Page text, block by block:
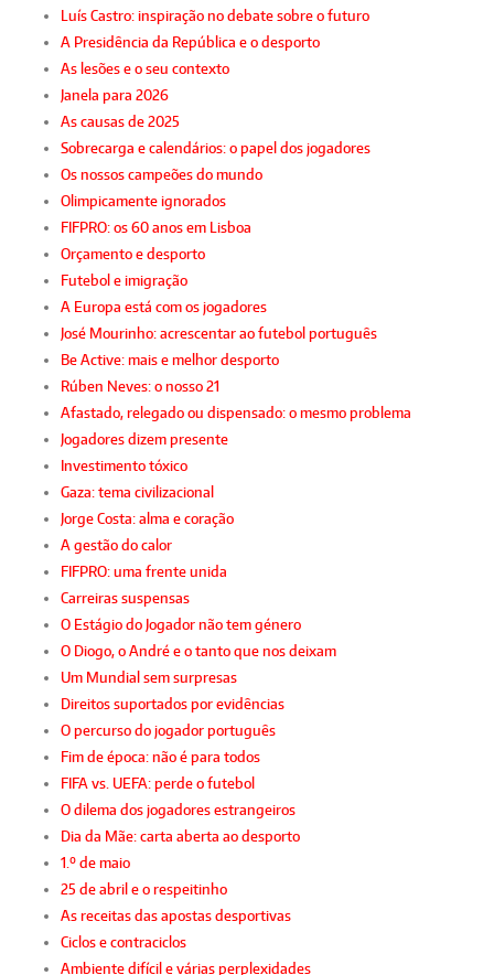
Luís Castro: inspiração no debate sobre o futuro
A Presidência da República e o desporto
As lesões e o seu contexto
Janela para 2026
As causas de 2025
Sobrecarga e calendários: o papel dos jogadores
Os nossos campeões do mundo
Olimpicamente ignorados
FIFPRO: os 60 anos em Lisboa
Orçamento e desporto
Futebol e imigração
A Europa está com os jogadores
José Mourinho: acrescentar ao futebol português
Be Active: mais e melhor desporto
Rúben Neves: o nosso 21
Afastado, relegado ou dispensado: o mesmo problema
Jogadores dizem presente
Investimento tóxico
Gaza: tema civilizacional
Jorge Costa: alma e coração
A gestão do calor
FIFPRO: uma frente unida
Carreiras suspensas
O Estágio do Jogador não tem género
O Diogo, o André e o tanto que nos deixam
Um Mundial sem surpresas
Direitos suportados por evidências
O percurso do jogador português
Fim de época: não é para todos
FIFA vs. UEFA: perde o futebol
O dilema dos jogadores estrangeiros
Dia da Mãe: carta aberta ao desporto
1.º de maio
25 de abril e o respeitinho
As receitas das apostas desportivas
Ciclos e contraciclos
Ambiente difícil e várias perplexidades